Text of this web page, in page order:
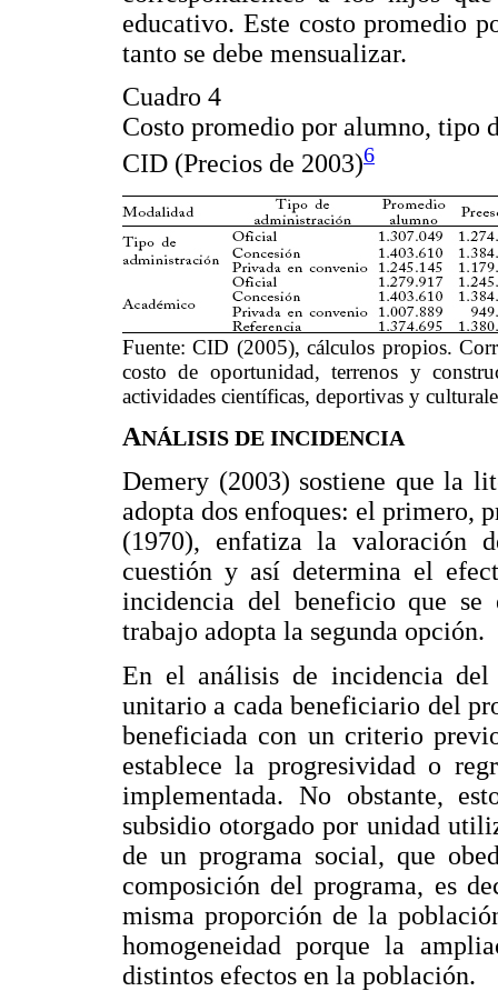
educativo. Este costo promedio
tanto se debe mensualizar.
Cuadro 4
Costo promedio por alumno, tipo
CID (Precios de 2003)6
Fuente: CID (2005), cálculos propios.
costo de oportunidad, terrenos y
actividades científicas, deportivas y
ANÁLISIS DE INCIDENCIA
Demery (2003) sostiene que la
adopta dos enfoques: el primero,
(1970), enfatiza la valoración
cuestión y así determina el
incidencia del beneficio que se
trabajo adopta la segunda opción.
En el análisis de incidencia
unitario a cada beneficiario del
beneficiada con un criterio
establece la progresividad o
implementada. No obstante,
subsidio otorgado por unidad
de un programa social, que
composición del programa, es
misma proporción de la
homogeneidad porque la
distintos efectos en la población.